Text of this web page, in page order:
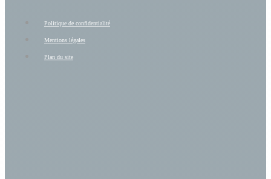
Politique de confidentialité
Mentions légales
Plan du site